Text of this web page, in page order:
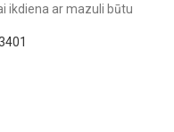
ikdiena ar mazuli būtu